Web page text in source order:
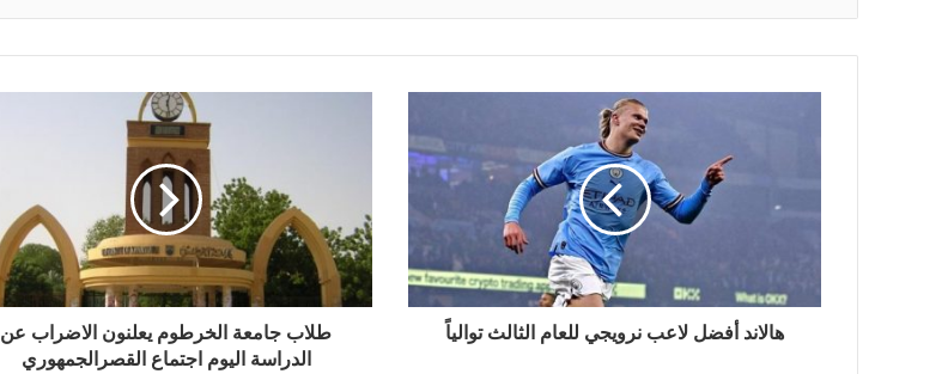
هالاند أفضل لاعب نرويجي للعام الثالث توالياً
طلاب جامعة الخرطوم يعلنون الاضراب عن
الدراسة اليوم اجتماع القصرالجمهوري